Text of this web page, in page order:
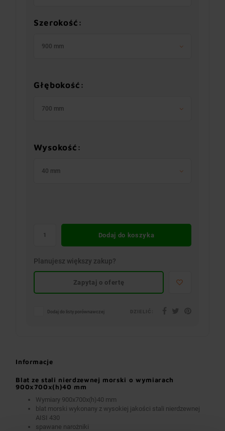
Szerokość:
900 mm
Głębokość:
700 mm
Wysokość:
40 mm
Dodaj do koszyka
Planujesz większy zakup?
Zapytaj o ofertę
Dodaj do listy porównawczej
Informacje
Blat ze stali nierdzewnej morski o wymiarach
900x700x(h)40 mm
Wymiary 900x700x(h)40 mm
blat morski wykonany z wysokiej jakości stali nierdzewnej
AISI 430
spawane narożniki